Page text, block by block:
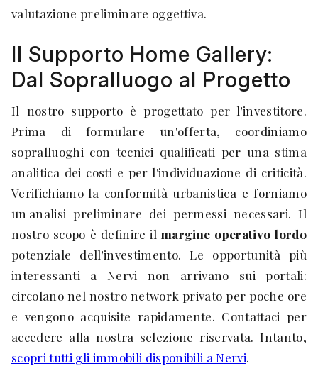
valutazione preliminare oggettiva.
Il Supporto Home Gallery:
Dal Sopralluogo al Progetto
Il nostro supporto è progettato per l'investitore.
Prima di formulare un'offerta, coordiniamo
sopralluoghi con tecnici qualificati per una stima
analitica dei costi e per l'individuazione di criticità.
Verifichiamo la conformità urbanistica e forniamo
un'analisi preliminare dei permessi necessari. Il
nostro scopo è definire ilmargine operativo lordo
potenziale dell'investimento. Le opportunità più
interessanti a Nervi non arrivano sui portali:
circolano nel nostro network privato per poche ore
e vengono acquisite rapidamente. Contattaci per
accedere alla nostra selezione riservata. Intanto,
scopri tutti gli immobili disponibili a Nervi.